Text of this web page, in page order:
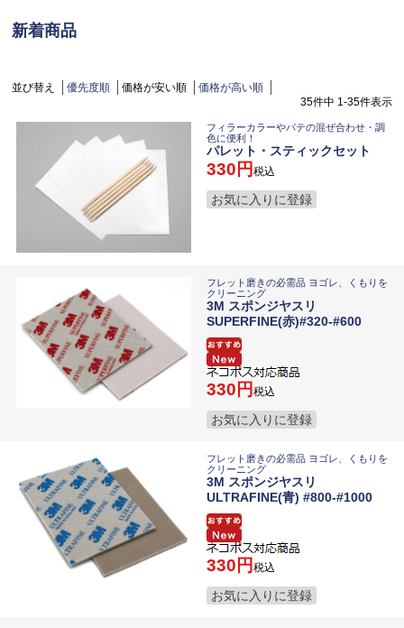
新着商品
並び替え 優先度順 価格が安い順
価格が高い順
35件中 1-35件表示
フィラーカラーやパテの混ぜ合わせ・調
色に便利！
パレット・スティックセット
330 税込
お気に入りに登録
フレット磨きの必需品 ヨゴレ、くもりを
クリーニング
3M スポンジヤスリ
SUPERFINE(赤)#320-#600
330 税込
お気に入りに登録
フレット磨きの必需品 ヨゴレ、くもりを
クリーニング
3M スポンジヤスリ
ULTRAFINE(青) #800-#1000
330 税込
お気に入りに登録